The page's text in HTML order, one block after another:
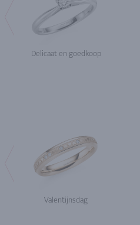
Delicaat en goedkoop
Valentijnsdag